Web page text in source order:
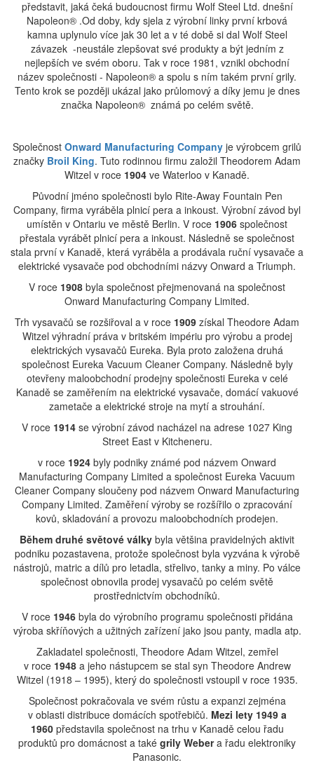
představit, jaká čeká budoucnost firmu Wolf Steel Ltd. dnešní
Napoleon® .Od doby, kdy sjela z výrobní linky první krbová
kamna uplynulo více jak 30 let a v té době si dal Wolf Steel
závazek -neustále zlepšovat své produkty a být jedním z
nejlepších ve svém oboru. Tak v roce 1981, vznikl obchodní
název společnosti - Napoleon® a spolu s ním takém první grily.
Tento krok se později ukázal jako průlomový a díky jemu je dnes
značka Napoleon® známá po celém světě.
Společnost Onward Manufacturing Company je výrobcem grilů
značky Broil King. Tuto rodinnou firmu založil Theodorem Adam
Witzel v roce 1904 ve Waterloo v Kanadě.
Původní jméno společnosti bylo Rite-Away Fountain Pen
Company, firma vyráběla plnicí pera a inkoust. Výrobní závod byl
umístěn v Ontariu ve městě Berlin. V roce 1906 společnost
přestala vyrábět plnicí pera a inkoust. Následně se společnost
stala první v Kanadě, která vyráběla a prodávala ruční vysavače a
elektrické vysavače pod obchodními názvy Onward a Triumph.
V roce 1908 byla společnost přejmenovaná na společnost
Onward Manufacturing Company Limited.
Trh vysavačů se rozšiřoval a v roce 1909 získal Theodore Adam
Witzel výhradní práva v britském impériu pro výrobu a prodej
elektrických vysavačů Eureka. Byla proto založena druhá
společnost Eureka Vacuum Cleaner Company. Následně byly
otevřeny maloobchodní prodejny společnosti Eureka v celé
Kanadě se zaměřením na elektrické vysavače, domácí vakuové
zametače a elektrické stroje na mytí a strouhání.
V roce 1914 se výrobní závod nacházel na adrese 1027 King
Street East v Kitcheneru.
v roce 1924 byly podniky známé pod názvem Onward
Manufacturing Company Limited a společnost Eureka Vacuum
Cleaner Company sloučeny pod názvem Onward Manufacturing
Company Limited. Zaměření výroby se rozšířilo o zpracování
kovů, skladování a provozu maloobchodních prodejen.
Během druhé světové války byla většina pravidelných aktivit
podniku pozastavena, protože společnost byla vyzvána k výrobě
nástrojů, matric a dílů pro letadla, střelivo, tanky a miny. Po válce
společnost obnovila prodej vysavačů po celém světě
prostřednictvím obchodníků.
V roce 1946byla do výrobního programu společnosti přidána
výroba skříňových a užitných zařízení jako jsou panty, madla atp.
Zakladatel společnosti, Theodore Adam Witzel, zemřel
v roce 1948a jeho nástupcem se stal syn Theodore Andrew
Witzel (1918 – 1995), který do společnosti vstoupil v roce 1935.
Společnost pokračovala ve svém růstu a expanzi zejména
v oblasti distribuce domácích spotřebičů. Mezi lety 1949 a
1960představila společnost na trhu v Kanadě celou řadu
produktů pro domácnost a také grily Webera řadu elektroniky
Panasonic.